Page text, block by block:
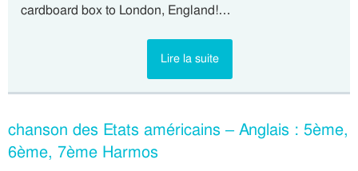
cardboard box to London, England!…
Lire la suite
chanson des Etats américains – Anglais : 5ème,
6ème, 7ème Harmos